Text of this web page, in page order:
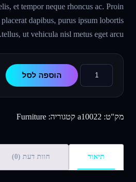
היה:
234.00 ₪.
הוא:
₪.
et tempor neque rhoncus ac. Proin
dapibus, purus ipsum lobortis
tellus, ut vehicula nisl metus eget arcu.
של
Lipzor
Light
הוספה לסל
מק"ט: a10022 קטגוריה: Furniture
תיאור חוות דעת (0)